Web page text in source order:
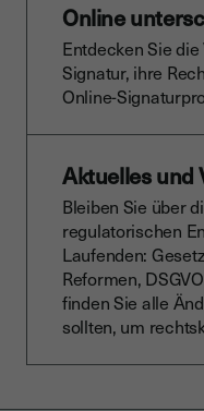
Online
Entdecken Sie
Signatur, ihre
Online-
Aktuelles und
Bleiben Sie über
regulatorischen
Laufenden:
Reformen,
finden Sie alle
sollten, um